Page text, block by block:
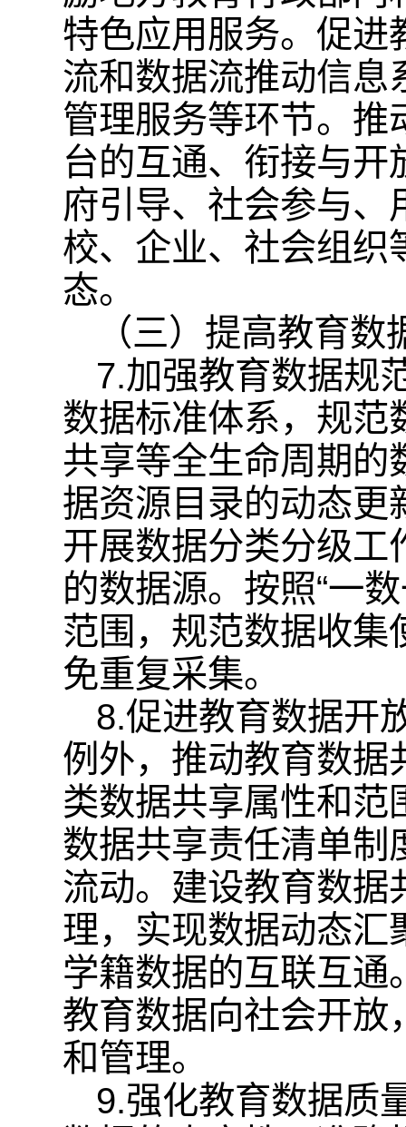
特色应用服务。促进
流和数据流推动信息
管理服务等环节。推
台的互通、衔接与开
府引导、社会参与、
校、企业、社会组织
态。
（三）提高教育
7.加强教育数据规
数据标准体系，规范
共享等全生命周期的
据资源目录的动态更
开展数据分类分级工
的数据源。按照“一
范围，规范数据收集
免重复采集。
8.促进教育数据开
例外，推动教育数据
类数据共享属性和范
数据共享责任清单制
流动。建设教育数据
理，实现数据动态汇
学籍数据的互联互通
教育数据向社会开放
和管理。
9.强化教育数据质